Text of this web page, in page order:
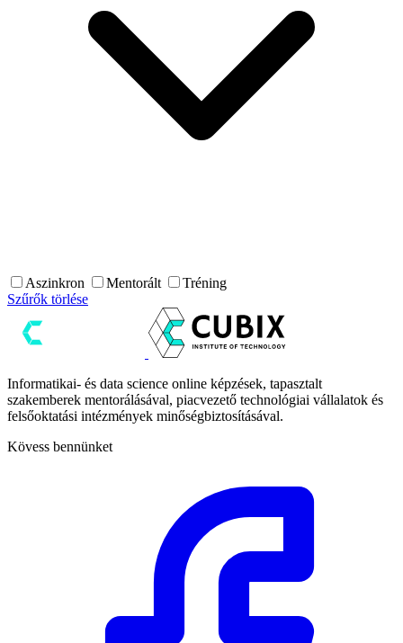
Aszinkron Mentorált
Tréning
Szűrők törlése
Informatikai- és data science online képzések, tapasztalt
szakemberek mentorálásával, piacvezető technológiai vállalatok és
felsőoktatási intézmények minőségbiztosításával.
Kövess bennünket